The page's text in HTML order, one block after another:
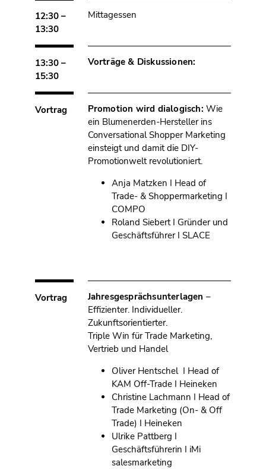
12:30 –
13:30
Mittagessen
13:30 –
15:30
Vorträge & Diskussionen:
Vortrag Promotion wird dialogisch:Wie
ein Blumenerden-Hersteller ins
Conversational Shopper Marketing
einsteigt und damit die DIY-
Promotionwelt revolutioniert.
Anja Matzken I Head of
Trade- & Shoppermarketing I
COMPO
Roland Siebert I Gründer und
Geschäftsführer I SLACE
Vortrag Jahresgesprächsunterlagen –
Effizienter. Individueller.
Zukunftsorientierter.
Triple Win für Trade Marketing,
Vertrieb und Handel
Oliver Hentschel I Head of
KAM Off-Trade I Heineken
Christine Lachmann I Head of
Trade Marketing (On- & Off
Trade) I Heineken
Ulrike Pattberg I
Geschäftsführerin I iMi
salesmarketing